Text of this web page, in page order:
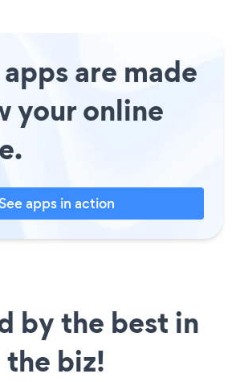
are made
your online
See apps in action
by the best in
the biz!